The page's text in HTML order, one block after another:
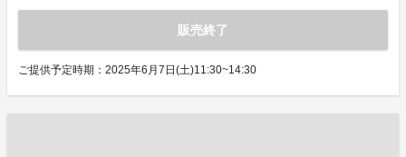
販売終了
ご提供予定時期：2025年6月7日(土)11:30~14:30